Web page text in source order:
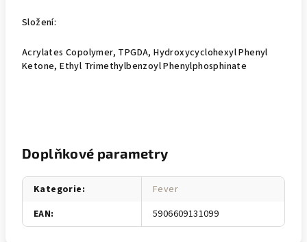
Složení:
Acrylates Copolymer, TPGDA, Hydroxycyclohexyl Phenyl
Ketone, Ethyl Trimethylbenzoyl Phenylphosphinate
Doplňkové parametry
Kategorie:
Fever
EAN: 5906609131099